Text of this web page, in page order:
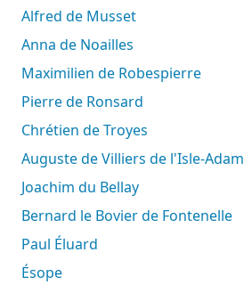
Alfred de Musset
Anna de Noailles
Maximilien de Robespierre
Pierre de Ronsard
Chrétien de Troyes
Auguste de Villiers de l'Isle-Adam
Joachim du Bellay
Bernard le Bovier de Fontenelle
Paul Éluard
Ésope